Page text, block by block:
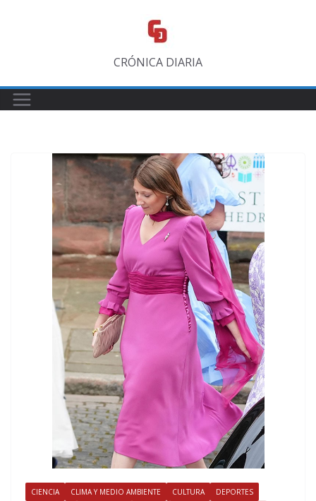
CRÓNICA DIARIA
CIENCIA CLIMA Y MEDIO AMBIENTE CULTURA
DEPORTES